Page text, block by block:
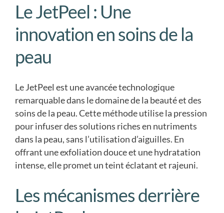
Le JetPeel : Une
innovation en soins de la
peau
Le JetPeel est une avancée technologique
remarquable dans le domaine de la beauté et des
soins de la peau. Cette méthode utilise la pression
pour infuser des solutions riches en nutriments
dans la peau, sans l’utilisation d’aiguilles. En
offrant une exfoliation douce et une hydratation
intense, elle promet un teint éclatant et rajeuni.
Les mécanismes derrière